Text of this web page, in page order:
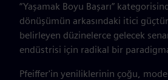
“Yaşamak Boyu Başarı”
dönüşümün arkasındaki itici
belirleyen düzinelerce gelecek
endüstrisi için radikal bir
Pfeiffer'in yeniliklerinin çoğu,